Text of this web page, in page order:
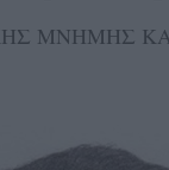
ΜΝΗΜΗΣ